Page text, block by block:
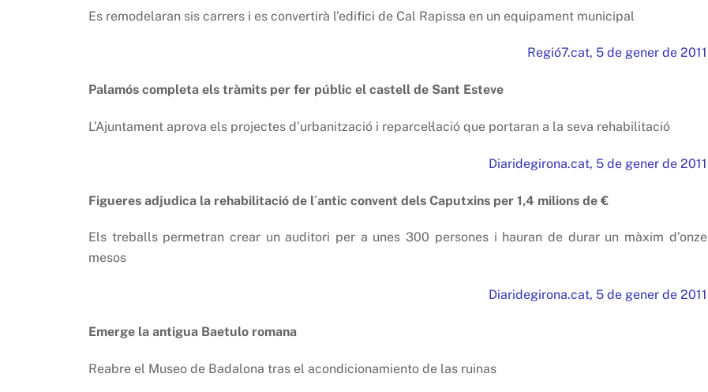
Es remodelaran sis carrers i es convertirà l’edifici de Cal Rapissa en un equipament municipal
Regió7.cat, 5 de gener de 2011
Palamós completa els tràmits per fer públic el castell de Sant Esteve
L’Ajuntament aprova els projectes d’urbanització i reparcel·lació que portaran a la seva rehabilitació
Diaridegirona.cat, 5 de gener de 2011
Figueres adjudica la rehabilitació de l´antic convent dels Caputxins per 1,4 milions de €
Els treballs permetran crear un auditori per a unes 300 persones i hauran de durar un màxim d’onze
mesos
Diaridegirona.cat, 5 de gener de 2011
Emerge la antigua Baetulo romana
Reabre el Museo de Badalona tras el acondicionamiento de las ruinas